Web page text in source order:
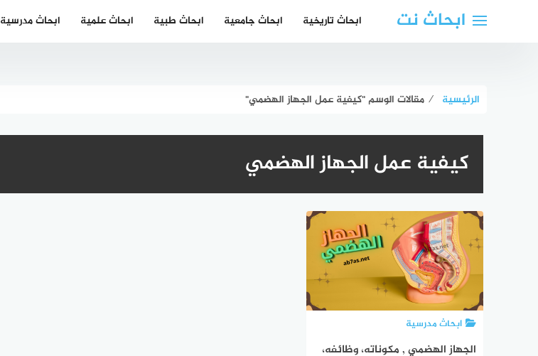
ابحاث نت ابحاث تاريخية ابحاث جامعية ابحاث طبية ابحاث علمية ابحاث مدرسية
الرئيسية ⁄ مقالات الوسم "كيفية عمل الجهاز الهضمي"
كيفية عمل الجهاز الهضمي
ابحاث مدرسية
الجهاز الهضمي , مكوناته، وظائفه،